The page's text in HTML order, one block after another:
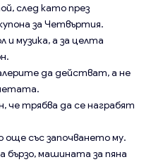
след като през
за Четвъртия.
и музика, а за целта
да действат, а не
че трябва да се награбят
още със започването му.
бързо, машината за пяна